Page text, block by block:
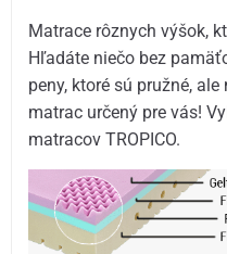
Matrace rôznych výšok,
Hľadáte niečo bez
peny, ktoré sú pružné,
matrac určený pre vás!
matracov TROPICO.